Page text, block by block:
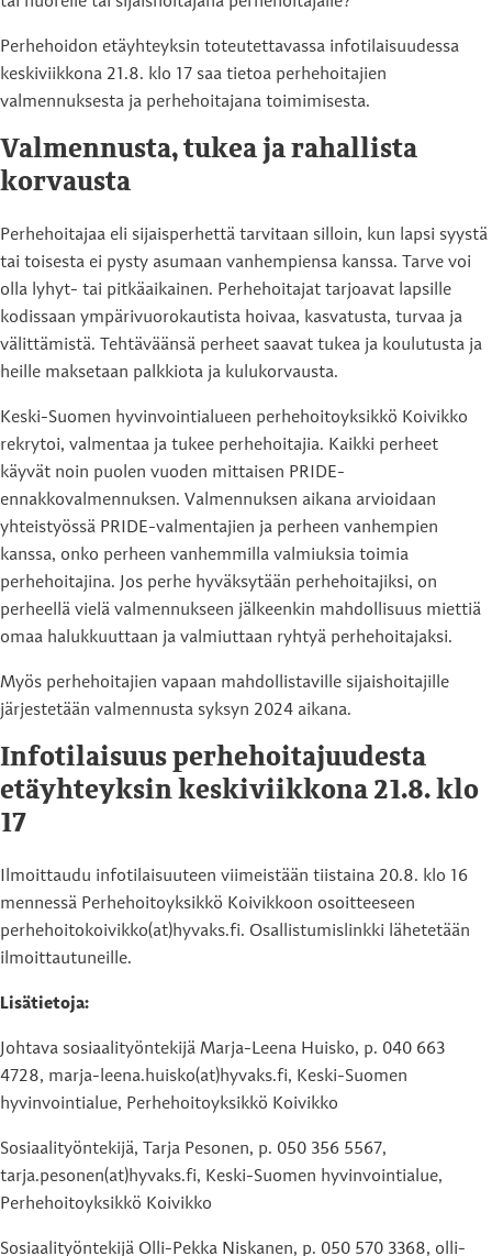
Perhehoidon etäyhteyksin toteutettavassa infotilaisuudessa
keskiviikkona 21.8. klo 17 saa tietoa perhehoitajien
valmennuksesta ja perhehoitajana toimimisesta.
Valmennusta, tukea ja rahallista
korvausta
Perhehoitajaa eli sijaisperhettä tarvitaan silloin, kun lapsi syystä
tai toisesta ei pysty asumaan vanhempiensa kanssa. Tarve voi
olla lyhyt- tai pitkäaikainen. Perhehoitajat tarjoavat lapsille
kodissaan ympärivuorokautista hoivaa, kasvatusta, turvaa ja
välittämistä. Tehtäväänsä perheet saavat tukea ja koulutusta ja
heille maksetaan palkkiota ja kulukorvausta.
Keski-Suomen hyvinvointialueen perhehoitoyksikkö Koivikko
rekrytoi, valmentaa ja tukee perhehoitajia. Kaikki perheet
käyvät noin puolen vuoden mittaisen PRIDE-
ennakkovalmennuksen. Valmennuksen aikana arvioidaan
yhteistyössä PRIDE-valmentajien ja perheen vanhempien
kanssa, onko perheen vanhemmilla valmiuksia toimia
perhehoitajina. Jos perhe hyväksytään perhehoitajiksi, on
perheellä vielä valmennukseen jälkeenkin mahdollisuus miettiä
omaa halukkuuttaan ja valmiuttaan ryhtyä perhehoitajaksi.
Myös perhehoitajien vapaan mahdollistaville sijaishoitajille
järjestetään valmennusta syksyn 2024 aikana.
Infotilaisuus perhehoitajuudesta
etäyhteyksin keskiviikkona 21.8. klo
17
Ilmoittaudu infotilaisuuteen viimeistään tiistaina 20.8. klo 16
mennessä Perhehoitoyksikkö Koivikkoon osoitteeseen
perhehoitokoivikko(at)hyvaks.fi. Osallistumislinkki lähetetään
ilmoittautuneille.
Lisätietoja:
Johtava sosiaalityöntekijä Marja-Leena Huisko, p. 040 663
4728, marja-leena.huisko(at)hyvaks.fi, Keski-Suomen
hyvinvointialue, Perhehoitoyksikkö Koivikko
Sosiaalityöntekijä, Tarja Pesonen, p. 050 356 5567,
tarja.pesonen(at)hyvaks.fi, Keski-Suomen hyvinvointialue,
Perhehoitoyksikkö Koivikko
Sosiaalityöntekijä Olli-Pekka Niskanen, p. 050 570 3368, olli-